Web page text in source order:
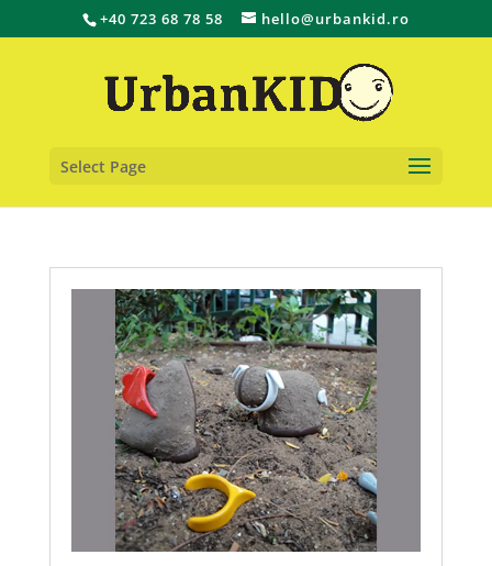
+40 723 68 78 58 hello@urbankid.ro
Select Page